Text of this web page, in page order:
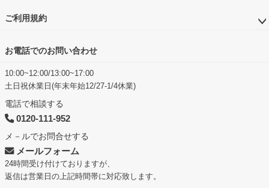
ご利用規約
お電話でのお問い合わせ
10:00~12:00/13:00~17:00
土日祝休業日(年末年始12/27-1/4休業)
電話で相談する
0120-111-952
メ－ルでお問合せする
メールフォーム
24時間受け付けておりますが、
返信は営業日の上記時間帯に対応致します。